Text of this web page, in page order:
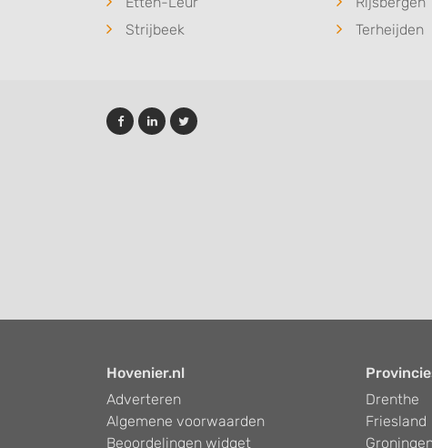
Strijbeek
Terheijden
Hovenier.nl
Adverteren
Algemene voorwaarden
Beoordelingen widget
Drenthe
Friesland